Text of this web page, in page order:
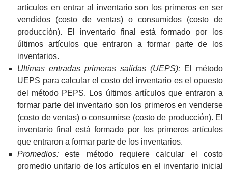
artículos en entrar al inventario son los primeros en ser
vendidos (costo de ventas) o consumidos (costo de
producción). El inventario final está formado por los
últimos artículos que entraron a formar parte de los
inventarios.
Ultimas entradas primeras salidas (UEPS): El método
UEPS para calcular el costo del inventario es el opuesto
del método PEPS. Los últimos artículos que entraron a
formar parte del inventario son los primeros en venderse
(costo de ventas) o consumirse (costo de producción). El
inventario final está formado por los primeros artículos
que entraron a formar parte de los inventarios.
Promedios: este método requiere calcular el costo
promedio unitario de los artículos en el inventario inicial